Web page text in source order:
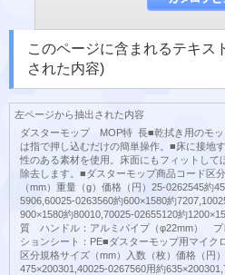
このページに含まれるテキス
された内容)
左ページから抽出された内容
ダスターモップ MOP特 長■乾拭き用のモッ
は指で押し込むだけの簡単操作。■床に接地
性のある素材を使用。床面にもフィットして
除去します。■ダスターモップ商品コード区
（mm）重量（g）価格（円）25-0262545約
5906,60025-0263560約600×1580約
900×1580約80010,70025-02655120約
質 ハンドル：アルミパイプ（φ22mm）
ションシート：PE■ダスターモップ用マイク
区分規格サイズ（mm）入数（枚）価格（円
475×200301,40025-0267560用約